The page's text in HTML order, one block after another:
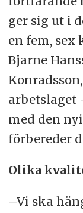
ger sig ut i
en fem, sex
Bjarne
arbetslaget
med den
förbereder
Olika
–Vi ska